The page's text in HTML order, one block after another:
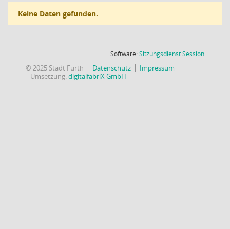
Keine Daten gefunden.
Software:SitzungsdienstSession(Wird in
© 2025 Stadt Fürth Datenschutz
Impressum
Umsetzung:digitalfabriX GmbH